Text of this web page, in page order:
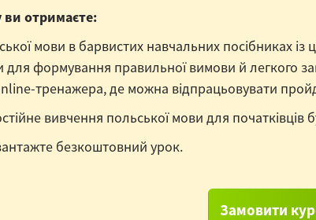
ви отримаєте:
мови в барвистих навчальних посібниках із
для формування правильної вимови й легкого
тренажера, де можна відпрацьовувати
вивчення польської мови для початківців
безкоштовний урок.
Замовити